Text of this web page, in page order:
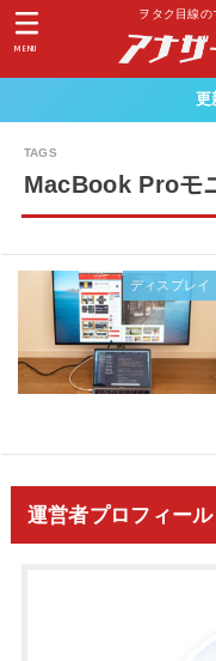
ヲタク目線の
MENU
更
MacBook Proモ
ディスプレイ
運営者プロフィール